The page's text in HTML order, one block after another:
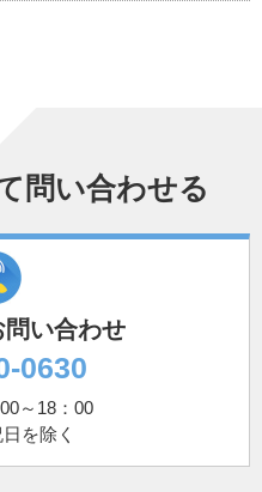
問い合わせる
い合わせ
0630
～18：00
を除く